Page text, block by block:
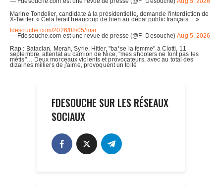
FDESOUCHE SUR LES RÉSEAUX
SOCIAUX